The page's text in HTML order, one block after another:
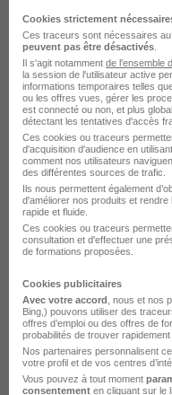
18 mois
Voir l’offre
Alternance
- Strasbourg H/F
Strasbourg - 67
492,22 - 1 823,03 € /
Voir l’offre
Cookies strictement
Ces traceurs sont nécessaires
peuvent pas être désactivés
Il s'agit notamment de l'ensemble
la session de l'utilisateur active
informations temporaires telles
ou les offres vues, gérer les
est connecté ou non, et plus
détectant les tentatives d'accès
Ces cookies ou traceurs
d'acquisition d'audience en
comment nos utilisateurs
des différentes sources de trafic.
Ils nous permettent également
d'améliorer nos produits et
rapide et fluide.
Ces cookies ou traceurs
consultation et d'effectuer une
de formations proposées.
Cookies publicitaires
Avec votre accord , nous et nos
Bing,) pouvons utiliser des
offres d’emploi ou des offres de
probabilités de trouver
Nos partenaires personnalisent
votre profil et de vos centres
Vous pouvez à tout moment
consentement en cliquant sur le